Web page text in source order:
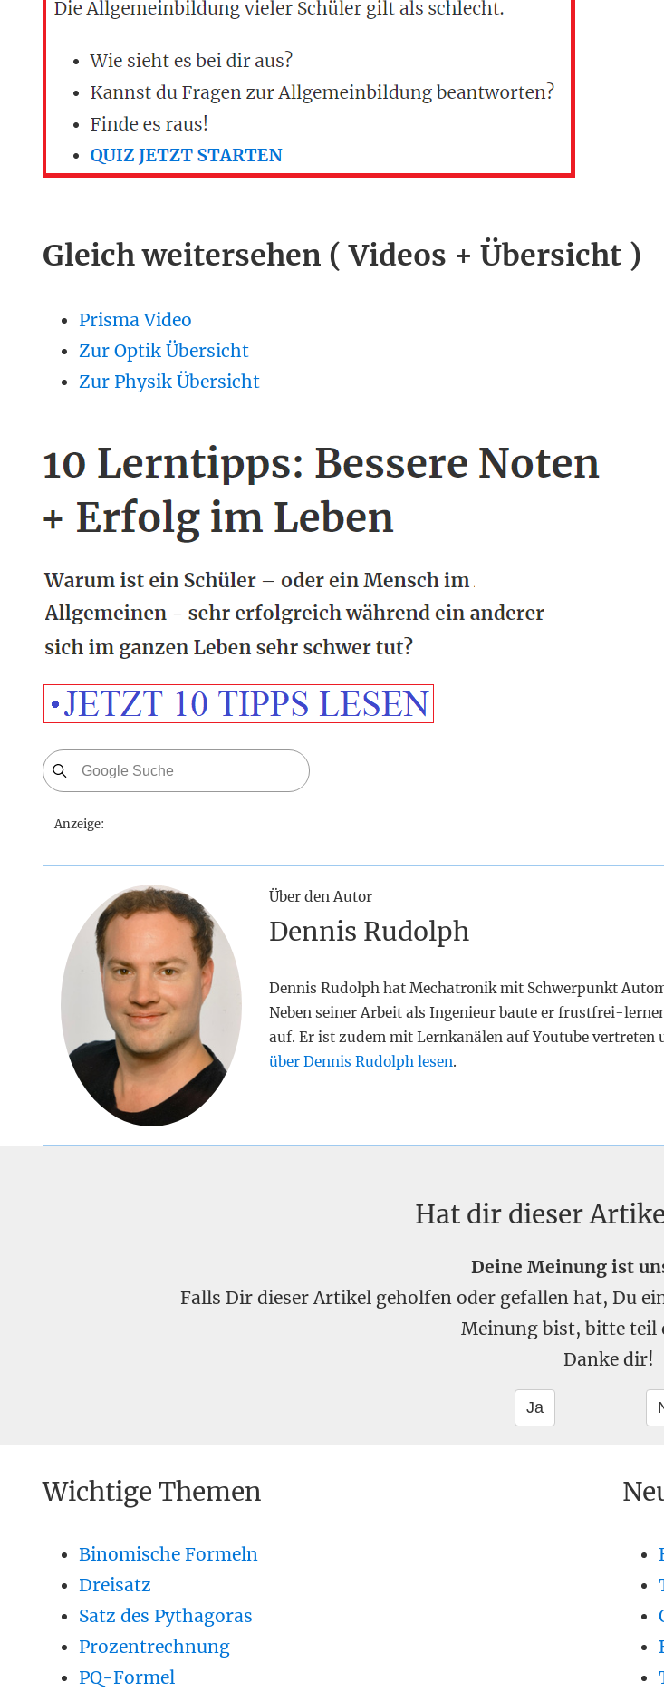
Gleich weitersehen ( Videos + Übersicht )
Prisma Video
Zur Optik Übersicht
Zur Physik Übersicht
Anzeige:
Über den Autor
Dennis Rudolph
Dennis Rudolph hat Mechatronik mit Schwerpunkt
Neben seiner Arbeit als Ingenieur baute er frustfrei-
auf. Er ist zudem mit Lernkanälen auf Youtube vertreten
über Dennis Rudolph lesen.
Hat dir dieser
Deine Meinung ist
Falls Dir dieser Artikel geholfen oder gefallen hat, Du
Meinung bist, bitte teil
Danke dir!
Wichtige Themen
Binomische Formeln
Dreisatz
Satz des Pythagoras
Prozentrechnung
PQ-Formel